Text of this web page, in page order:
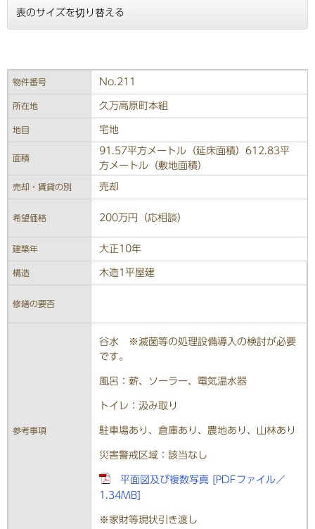
表のサイズを切り替える
物件番号 No.211
所在地 久万高原町本組
地目 宅地
面積
91.57平方メートル（延床面積）612.83平
方メートル（敷地面積）
売却・賃貸の別 売却
希望価格 200万円（応相談）
建築年 大正10年
構造 木造1平屋建
修繕の要否
参考事項
谷水 ※滅菌等の処理設備導入の検討が必要
です。
風呂：薪、ソーラー、電気温水器
トイレ：汲み取り
駐車場あり、倉庫あり、農地あり、山林あり
災害警戒区域：該当なし
平面図及び複数写真 [PDFファイル／
1.34MB]
※家財等現状引き渡し